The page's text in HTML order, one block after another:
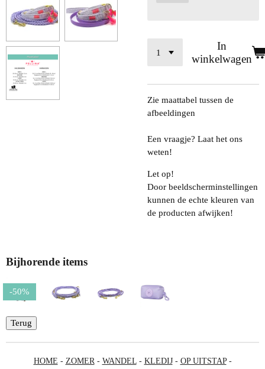
In
winkelwagen
Zie maattabel tussen de
afbeeldingen
Een vraagje? Laat het ons
weten!
Let op!
Door beeldscherminstellingen
kunnen de echte kleuren van
de producten afwijken!
Bijhorende items
-50%
Terug
HOME - ZOMER- WANDEL- KLEDIJ- OP UITSTAP-